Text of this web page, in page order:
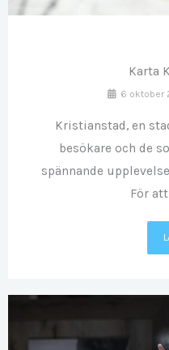
Karta
6 oktober
Kristianstad, en
besökare och de
spännande
För